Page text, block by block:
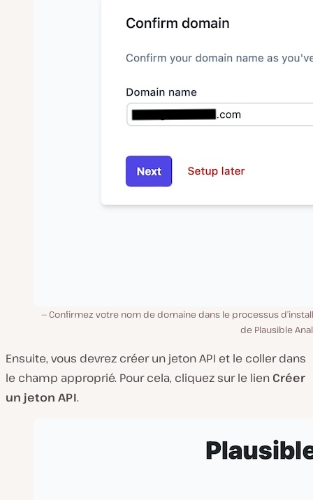
Confirmez votre nom de domaine dans le processus
de Plausible
Ensuite, vous devrez créer un jeton API et le coller dans
le champ approprié. Pour cela, cliquez sur le lien Créer
un jeton API.